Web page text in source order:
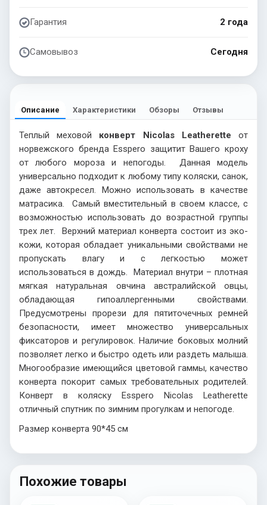
Гарантия 2 года
Самовывоз Сегодня
Описание Характеристики Обзоры Отзывы
Теплый меховой конверт Nicolas Leatherette от
норвежского бренда Esspero защитит Вашего кроху
от любого мороза и непогоды. Данная модель
универсально подходит к любому типу коляски, санок,
даже автокресел. Можно использовать в качестве
матрасика. Самый вместительный в своем классе, с
возможностью использовать до возрастной группы
трех лет. Верхний материал конверта состоит из эко-
кожи, которая обладает уникальными свойствами не
пропускать влагу и с легкостью может
использоваться в дождь. Материал внутри – плотная
мягкая натуральная овчина австралийской овцы,
обладающая гипоаллергенными свойствами.
Предусмотрены прорези для пятиточечных ремней
безопасности, имеет множество универсальных
фиксаторов и регулировок. Наличие боковых молний
позволяет легко и быстро одеть или раздеть малыша.
Многообразие имеющийся цветовой гаммы, качество
конверта покорит самых требовательных родителей.
Конверт в коляску Esspero Nicolas Leatherette
отличный спутник по зимним прогулкам и непогоде.
Размер конверта 90*45 см
Похожие товары